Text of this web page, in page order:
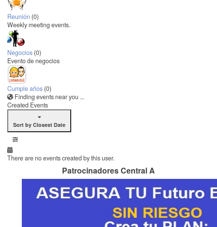
Reunión (0)
Weekly meeting events.
Negocios (0)
Evento de negocios
Cumple años (0)
Finding events near you ...
Created Events
Sort by Closest Date
There are no events created by this user.
Patrocinadores Central A